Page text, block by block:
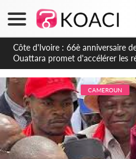
Côte d'Ivoire : À Abidjan,
ivoirien et veut s'en inspirer pour
de la Guinée
CAMEROUN